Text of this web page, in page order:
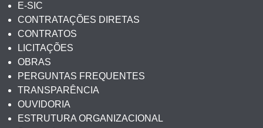
E-SIC
CONTRATAÇÕES DIRETAS
CONTRATOS
LICITAÇÕES
OBRAS
PERGUNTAS FREQUENTES
TRANSPARÊNCIA
OUVIDORIA
ESTRUTURA ORGANIZACIONAL